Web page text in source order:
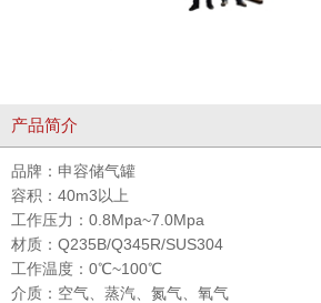
产品简介
品牌： 申容储气罐
容积： 40m3以上
工作压力： 0.8Mpa~7.0Mpa
材质： Q235B/Q345R/SUS304
工作温度： 0℃~100℃
介质： 空气、蒸汽、氮气、氧气